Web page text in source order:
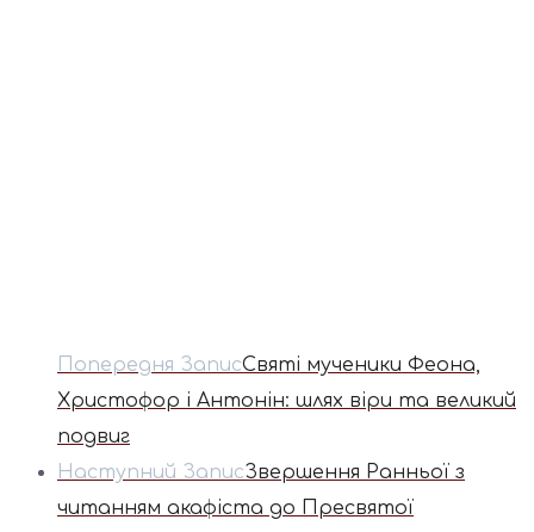
Попередня ЗаписСвяті мученики Феона,
Христофор і Антонін: шлях віри та великий
подвиг
Наступний ЗаписЗвершення Ранньої з
читанням акафіста до Пресвятої